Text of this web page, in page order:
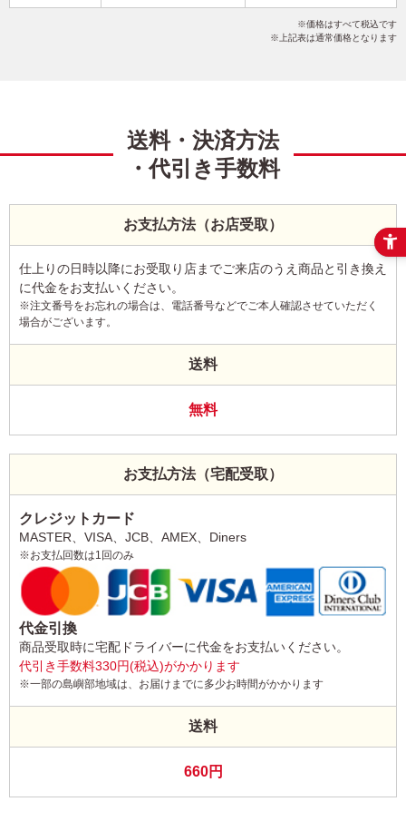
干支(午年) ポップ 富士山 こだわりデザイン
価格はすべて税込です
上記表は通常価格となります
送料・決済方法
・代引き手数料
お支払方法（お店受取）
仕上りの日時以降にお受取り店までご来店のうえ商品と引き換え
に代金をお支払いください。
※注文番号をお忘れの場合は、電話番号などでご本人確認させていただく
場合がございます。
送料
無料
お支払方法（宅配受取）
クレジットカード
MASTER、VISA、JCB、AMEX、Diners
※お支払回数は1回のみ
代金引換
商品受取時に宅配ドライバーに代金をお支払いください。
代引き手数料330円(税込)がかかります
※一部の島嶼部地域は、お届けまでに多少お時間がかかります
送料
660円